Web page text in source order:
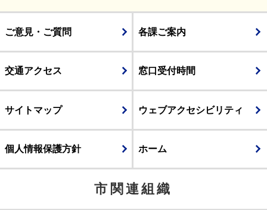
ご意見・ご質問 各課ご案内
交通アクセス 窓口受付時間
サイトマップ ウェブアクセシビリティ
個人情報保護方針 ホーム
市関連組織